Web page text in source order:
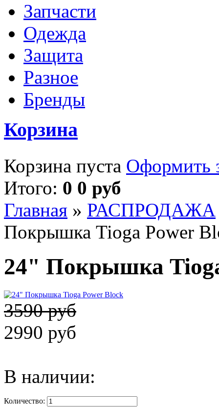
Запчасти
Одежда
Защита
Разное
Бренды
Корзина
Корзина пуста Оформить
Итого: 0 0 руб
Главная » РАСПРОДАЖА
Покрышка Tioga Power
24" Покрышка
3590 руб
2990 руб
В наличии:
Количество: